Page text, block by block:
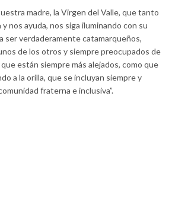
madre, la Virgen del Valle, que tanto
nos ayuda, nos siga iluminando con su
ser verdaderamente catamarqueños,
de los otros y siempre preocupados de
están siempre más alejados, como que
a la orilla, que se incluyan siempre y
fraterna e inclusiva”.